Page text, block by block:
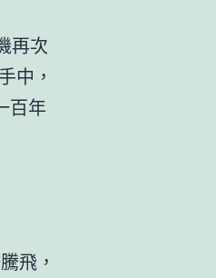
再次
中，
百年
飛，